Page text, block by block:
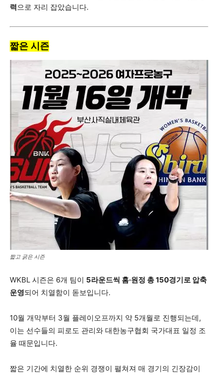
력으로 자리 잡았습니다.
짧은 시즌
짧고 굵은 시즌
WKBL 시즌은 6개 팀이 5라운드씩 홈·원정 총 150경기로 압축
운영되어 치열함이 돋보입니다.
10월 개막부터 3월 플레이오프까지 약 5개월로 진행되는데,
이는 선수들의 피로도 관리와 대한농구협회 국가대표 일정 조
율 때문입니다.
짧은 기간에 치열한 순위 경쟁이 펼쳐져 매 경기의 긴장감이